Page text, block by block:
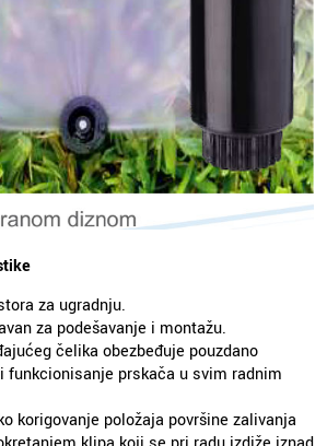
za ugradnju.
za podešavanje i montažu.
čelika obezbeđuje pouzdano
funkcionisanje prskača u svim radnim
korigovanje položaja površine zalivanja